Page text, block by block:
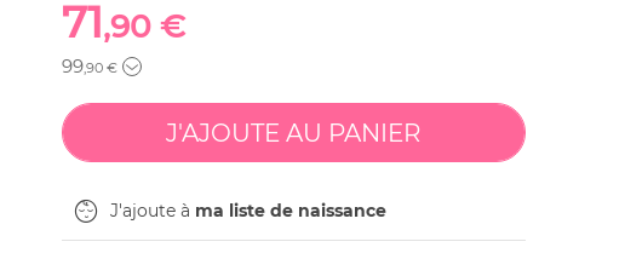
71,90 €
99,90 €
J'ajoute à ma liste de naissance